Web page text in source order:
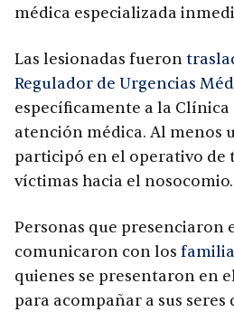
médica especializada
Las lesionadas fueron
Regulador de Urgencias
específicamente a la Clínica
atención médica. Al menos
participó en el operativo de
víctimas hacia el nosocomio.
Personas que presenciaron
comunicaron con los
quienes se presentaron en
para acompañar a sus seres